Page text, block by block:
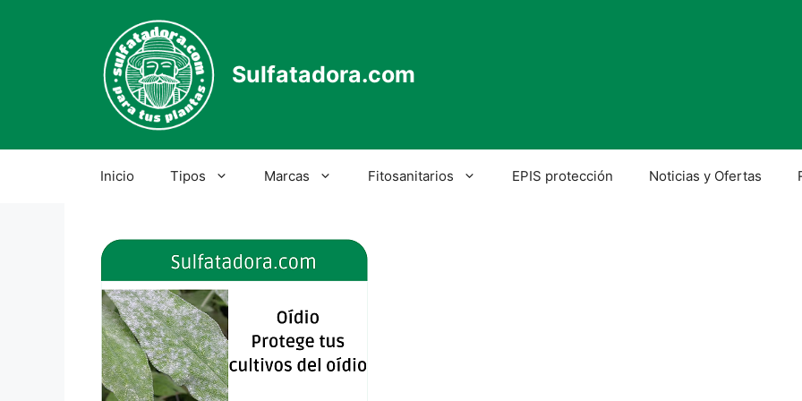
Sulfatadora.com
Inicio Tipos Marcas Fitosanitarios EPIS protección Noticias y Ofertas